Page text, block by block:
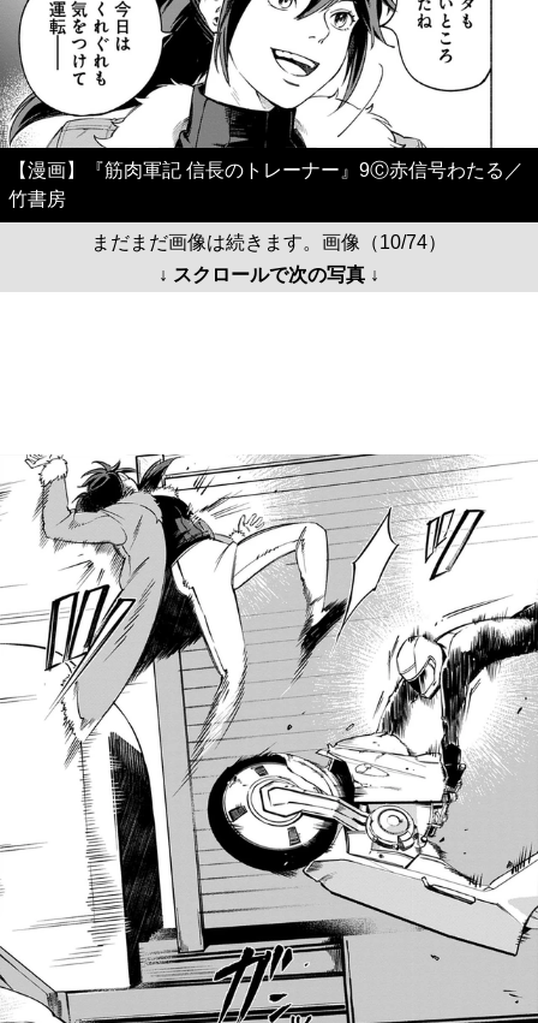
【漫画】『筋肉軍記 信長のトレーナー』9Ⓒ赤信号わたる／
竹書房
まだまだ画像は続きます。画像（10/74）
↓ スクロールで次の写真 ↓